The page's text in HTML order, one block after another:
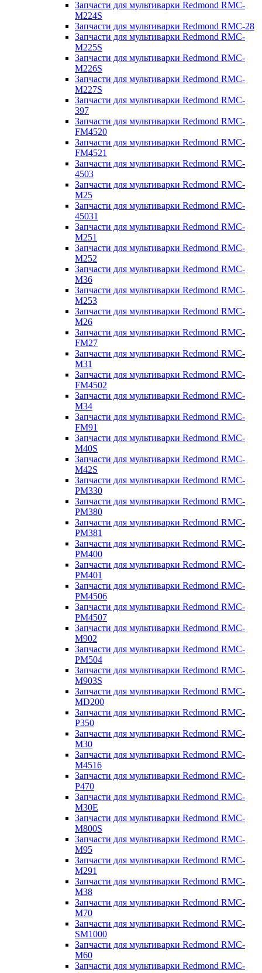
Запчасти для мультиварки Redmond RMC-
M224S
Запчасти для мультиварки Redmond RMC-28
Запчасти для мультиварки Redmond RMC-
M225S
Запчасти для мультиварки Redmond RMC-
M226S
Запчасти для мультиварки Redmond RMC-
M227S
Запчасти для мультиварки Redmond RMC-
397
Запчасти для мультиварки Redmond RMC-
FM4520
Запчасти для мультиварки Redmond RMC-
FM4521
Запчасти для мультиварки Redmond RMC-
4503
Запчасти для мультиварки Redmond RMC-
M25
Запчасти для мультиварки Redmond RMC-
45031
Запчасти для мультиварки Redmond RMC-
M251
Запчасти для мультиварки Redmond RMC-
M252
Запчасти для мультиварки Redmond RMC-
M36
Запчасти для мультиварки Redmond RMC-
M253
Запчасти для мультиварки Redmond RMC-
M26
Запчасти для мультиварки Redmond RMC-
FM27
Запчасти для мультиварки Redmond RMC-
M31
Запчасти для мультиварки Redmond RMC-
FM4502
Запчасти для мультиварки Redmond RMC-
M34
Запчасти для мультиварки Redmond RMC-
FM91
Запчасти для мультиварки Redmond RMC-
M40S
Запчасти для мультиварки Redmond RMC-
M42S
Запчасти для мультиварки Redmond RMC-
PM330
Запчасти для мультиварки Redmond RMC-
PM380
Запчасти для мультиварки Redmond RMC-
PM381
Запчасти для мультиварки Redmond RMC-
PM400
Запчасти для мультиварки Redmond RMC-
PM401
Запчасти для мультиварки Redmond RMC-
PM4506
Запчасти для мультиварки Redmond RMC-
PM4507
Запчасти для мультиварки Redmond RMC-
M902
Запчасти для мультиварки Redmond RMC-
PM504
Запчасти для мультиварки Redmond RMC-
M903S
Запчасти для мультиварки Redmond RMC-
MD200
Запчасти для мультиварки Redmond RMC-
P350
Запчасти для мультиварки Redmond RMC-
M30
Запчасти для мультиварки Redmond RMC-
M4516
Запчасти для мультиварки Redmond RMC-
P470
Запчасти для мультиварки Redmond RMC-
M30E
Запчасти для мультиварки Redmond RMC-
M800S
Запчасти для мультиварки Redmond RMC-
M95
Запчасти для мультиварки Redmond RMC-
M291
Запчасти для мультиварки Redmond RMC-
M38
Запчасти для мультиварки Redmond RMC-
M70
Запчасти для мультиварки Redmond RMC-
SM1000
Запчасти для мультиварки Redmond RMC-
M60
Запчасти для мультиварки Redmond RMC-